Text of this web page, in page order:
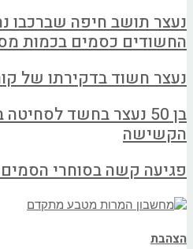
נעצר תושב חיפה שברכבו
החשודים כסמים בכמות
נעצר חשוד בדקירתו של קורבן בן
בן 50 נעצר בחשד
הקשישה
פגיעה קשה בסוחרי
הצהבת